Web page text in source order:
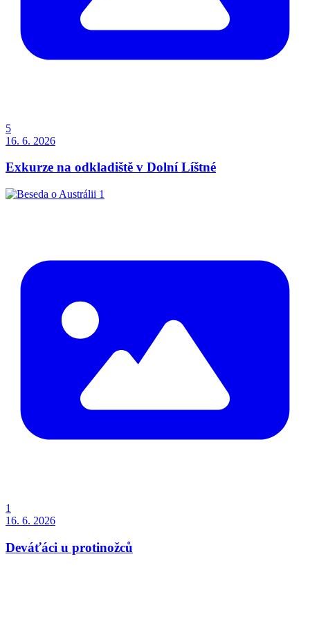
5
16. 6. 2026
Exkurze na odkladiště v Dolní Líštné
1
16. 6. 2026
Deváťáci u protinožců